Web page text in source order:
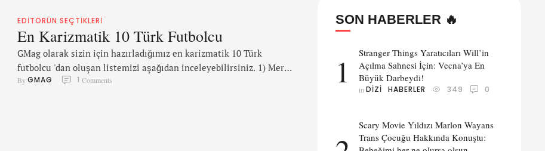
EDITÖRÜN SEÇTIKLERI
En Karizmatik 10 Türk Futbolcu
GMag olarak sizin için hazırladığımız en karizmatik 10 Türk
futbolcu 'dan oluşan listemizi aşağıdan inceleyebilirsiniz. 1) Mert
Günok Bursasporlu genç kaleci Mert’in gözlerinde kaybolmak
By GMAG 1 Comments
SON HABERLER 🔥
1
Stranger Things Yaratıcıları Will’in
Açılma Sahnesi İçin: Vecna’ya En
Büyük Darbeydi!
in DIZI HABERLER 349 0
Scary Movie Yıldızı Marlon Wayans
Trans Çocuğu Hakkında Konuştu: